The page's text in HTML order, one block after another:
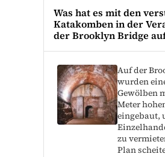
Was hat es mit den
Katakomben in der
der Brooklyn Bridge
Auf der
wurden
Gewölben
Meter
eingebaut,
zu
Plan